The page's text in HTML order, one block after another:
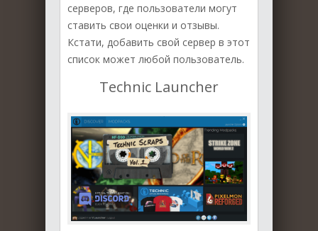
серверов, где пользователи могут
ставить свои оценки и отзывы.
Кстати, добавить свой сервер в этот
список может любой пользователь.
Technic Launcher